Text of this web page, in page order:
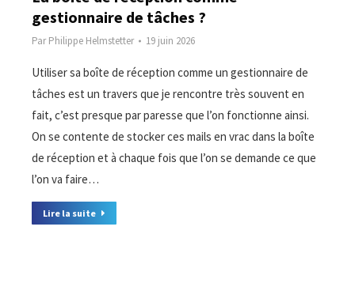
gestionnaire de tâches ?
ParPhilippe Helmstetter 19 juin 2026
Utiliser sa boîte de réception comme un gestionnaire de
tâches est un travers que je rencontre très souvent en
fait, c’est presque par paresse que l’on fonctionne ainsi.
On se contente de stocker ces mails en vrac dans la boîte
de réception et à chaque fois que l’on se demande ce que
l’on va faire…
Lire la suite